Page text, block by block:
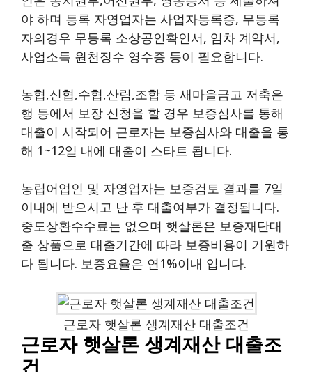
야 하며 등록 자영업자는 사업자등록증, 무등록
자의경우 무등록 소상공인확인서, 임차 계약서,
사업소득 원천징수 영수증 등이 필요합니다.
농협,신협,수협,산림,조합 등 새마을금고 저축은
행 등에서 보장 신청을 할 경우 보증심사를 통해
대출이 시작되어 근로자는 보증심사와 대출을 통
해 1~12일 내에 대출이 스타트 됩니다.
농립어업인 및 자영업자는 보증검토 결과를 7일
이내에 받으시고 난 후 대출여부가 결정됩니다.
중도상환수수료는 없으며 햇살론은 보증재단대
출 상품으로 대출기간에 따라 보증비용이 기원하
다 됩니다. 보증요율은 연1%이내 입니다.
근로자 햇살론 생계재산 대출조건
근로자 햇살론 생계재산 대출조
건